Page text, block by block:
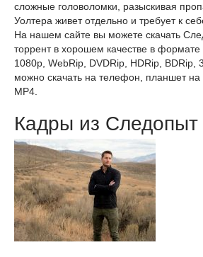
сложные головоломки, разыскивая
Уолтера живет отдельно и требует к
На нашем сайте вы можете скачать
торрент в хорошем качестве в
1080p, WebRip, DVDRip, HDRip, BDRip,
можно скачать на телефон, планшет
MP4.
Кадры из Следопыт